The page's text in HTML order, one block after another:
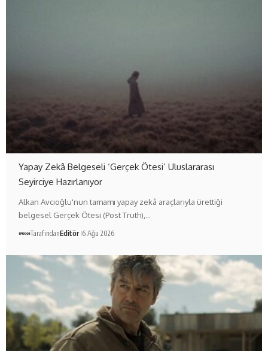
Yapay Zekâ Belgeseli ‘Gerçek Ötesi’ Uluslararası
Seyirciye Hazırlanıyor
Alkan Avcıoğlu'nun tamamı yapay zekâ araçlarıyla ürettiği
belgesel Gerçek Ötesi (Post Truth),…
TarafındanEditör 6 Ağu 2026